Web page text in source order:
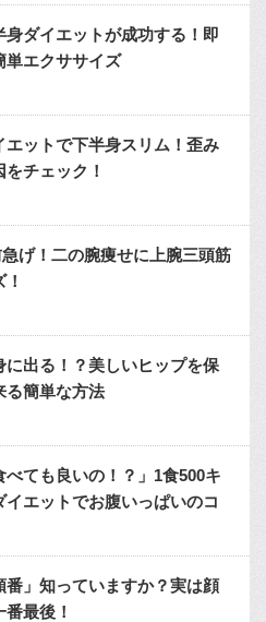
身ダイエットが成功する！即
単エクササイズ
エットで下半身スリム！歪み
チェック！
げ！二の腕痩せに上腕三頭筋
に出る！？美しいヒップを保
る簡単な方法
べても良いの！？」1食500キ
イエットでお腹いっぱいのコ
番」知っていますか？実は顔
最後！